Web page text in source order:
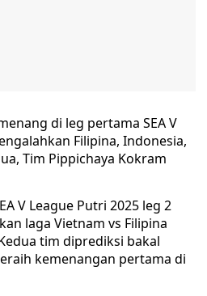
di leg pertama SEA V
Filipina, Indonesia,
Tim Pippichaya Kokram
V League Putri 2025 leg 2
laga Vietnam vs Filipina
tim diprediksi bakal
kemenangan pertama di